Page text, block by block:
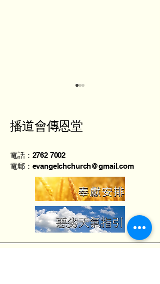
播道會傳恩堂
電話：2762 7002
電郵：evangelchchurch@gmail.com